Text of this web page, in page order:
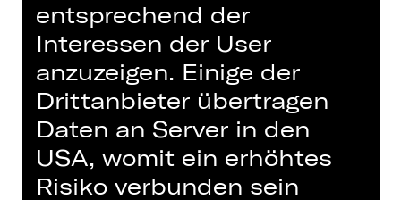
SCHAUSPIEL
JÖRG WO­CKEN­
FUSS
Musiker*in (Gast)
Musiker
entsprechend der
Interessen der User
anzuzeigen. Einige der
Drittanbieter übertragen
Daten an Server in den
USA, womit ein erhöhtes
Risiko verbunden sein